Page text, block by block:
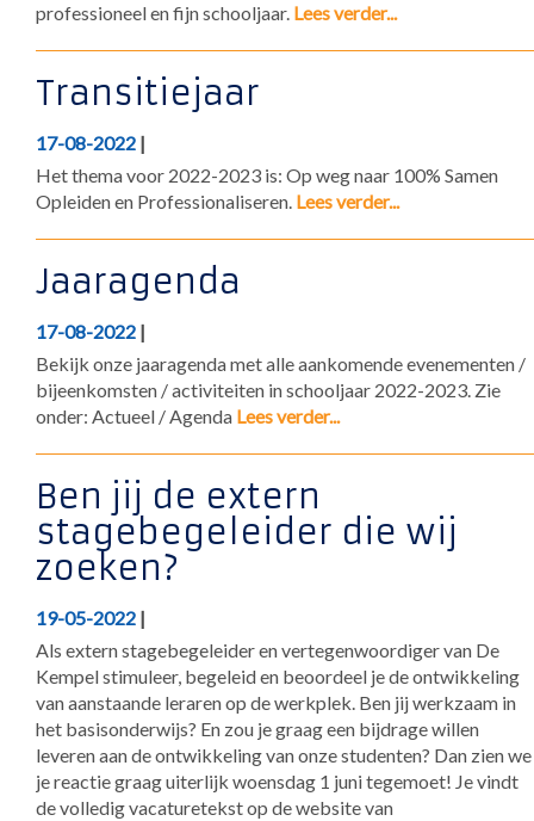
professioneel en fijn schooljaar. Lees verder...
Transitiejaar
17-08-2022 |
Het thema voor 2022-2023 is: Op weg naar 100% Samen
Opleiden en Professionaliseren. Lees verder...
Jaaragenda
17-08-2022 |
Bekijk onze jaaragenda met alle aankomende evenementen /
bijeenkomsten / activiteiten in schooljaar 2022-2023. Zie
onder: Actueel / Agenda Lees verder...
Ben jij de extern
stagebegeleider die wij
zoeken?
19-05-2022 |
Als extern stagebegeleider en vertegenwoordiger van De
Kempel stimuleer, begeleid en beoordeel je de ontwikkeling
van aanstaande leraren op de werkplek. Ben jij werkzaam in
het basisonderwijs? En zou je graag een bijdrage willen
leveren aan de ontwikkeling van onze studenten? Dan zien we
je reactie graag uiterlijk woensdag 1 juni tegemoet! Je vindt
de volledig vacaturetekst op de website van